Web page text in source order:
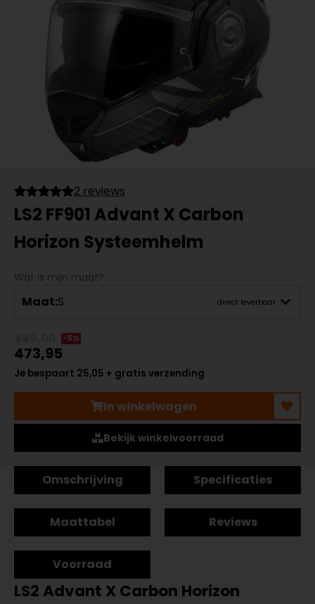
2 reviews
LS2 FF901 Advant X Carbon
Horizon Systeemhelm
Wat is mijn maat?
Maat:S direct leverbaar
-5%
473,95
Je bespaart 25,05 + gratis verzending
In winkelwagen
Bekijk winkelvoorraad
Omschrijving Specificaties
Maattabel Reviews
Voorraad
LS2 Advant X Carbon Horizon